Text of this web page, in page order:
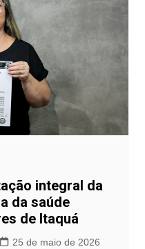
integral da
da saúde
de Itaquá
25 de maio de 2026